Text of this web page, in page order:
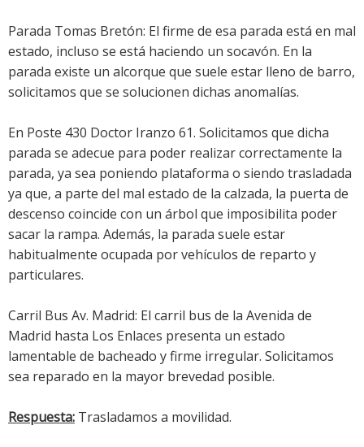
Parada Tomas Bretón: El firme de esa parada está en mal
estado, incluso se está haciendo un socavón. En la
parada existe un alcorque que suele estar lleno de barro,
solicitamos que se solucionen dichas anomalías.
En Poste 430 Doctor Iranzo 61. Solicitamos que dicha
parada se adecue para poder realizar correctamente la
parada, ya sea poniendo plataforma o siendo trasladada
ya que, a parte del mal estado de la calzada, la puerta de
descenso coincide con un árbol que imposibilita poder
sacar la rampa. Además, la parada suele estar
habitualmente ocupada por vehículos de reparto y
particulares.
Carril Bus Av. Madrid: El carril bus de la Avenida de
Madrid hasta Los Enlaces presenta un estado
lamentable de bacheado y firme irregular. Solicitamos
sea reparado en la mayor brevedad posible.
Respuesta: Trasladamos a movilidad.